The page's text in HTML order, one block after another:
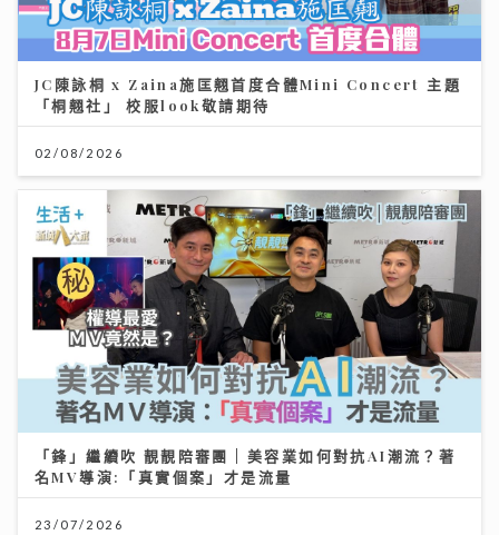
02/08/2026
「鋒」繼續吹 靚靚陪審團 | 美容業如何對抗AI潮流？著
名MV導演:「真實個案」才是流量
23/07/2026